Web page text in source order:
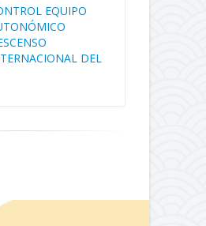
EQUIPO
DEL